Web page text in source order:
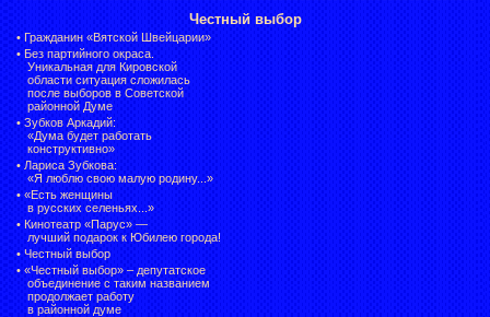
Честный выбор
• Гражданин «Вятской Швейцарии»
• Без партийного окраса.
Уникальная для Кировской
области ситуация сложилась
после выборов в Советской
районной Думе
• Зубков Аркадий:
«Дума будет работать
конструктивно»
• Лариса Зубкова:
«Я люблю свою малую родину...»
• «Есть женщины
в русских селеньях...»
• Кинотеатр «Парус» —
лучший подарок к Юбилею города!
• Честный выбор
• «Честный выбор» – депутатское
объединение с таким названием
продолжает работу
в районной думе